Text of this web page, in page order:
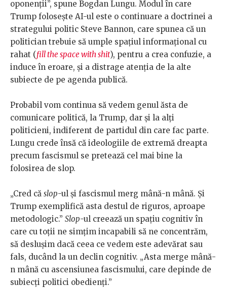
oponenții”, spune Bogdan Lungu. Modul în care
Trump folosește AI-ul este o continuare a doctrinei a
strategului politic Steve Bannon, care spunea că un
politician trebuie să umple spațiul informațional cu
rahat (fill the space with shit), pentru a crea confuzie, a
induce în eroare, și a distrage atenția de la alte
subiecte de pe agenda publică.
Probabil vom continua să vedem genul ăsta de
comunicare politică, la Trump, dar și la alți
politicieni, indiferent de partidul din care fac parte.
Lungu crede însă că ideologiile de extremă dreapta
precum fascismul se pretează cel mai bine la
folosirea de slop.
„Cred că slop-ul și fascismul merg mână-n mână. Și
Trump exemplifică asta destul de riguros, aproape
metodologic.” Slop-ul creează un spațiu cognitiv în
care cu toții ne simțim incapabili să ne concentrăm,
să deslușim dacă ceea ce vedem este adevărat sau
fals, ducând la un declin cognitiv. „Asta merge mână-
n mână cu ascensiunea fascismului, care depinde de
subiecți politici obedienți.”